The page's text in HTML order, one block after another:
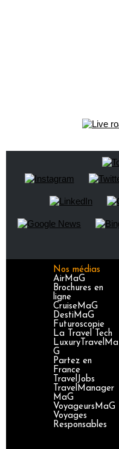
Nos médias
AirMaG
Brochures en
ligne
CruiseMaG
DestiMaG
Futuroscopie
La Travel Tech
LuxuryTravelMa
G
Partez en
France
TravelJobs
TravelManager
MaG
VoyageursMaG
Voyages
Responsables